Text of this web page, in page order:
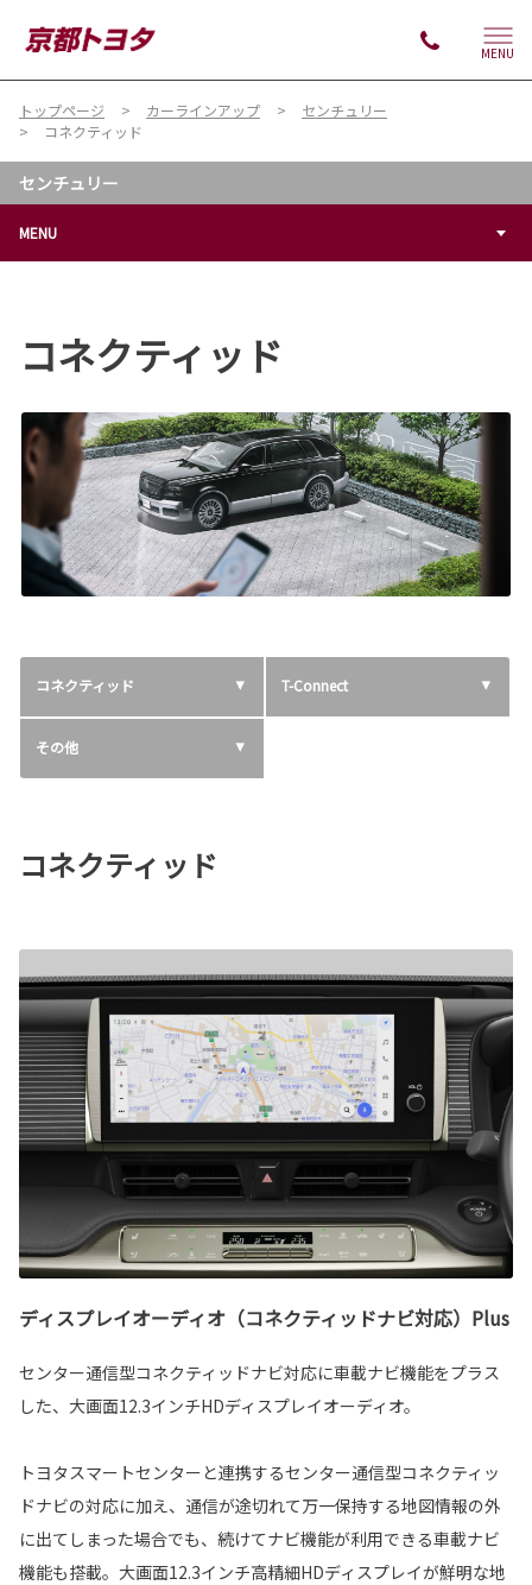
MENU
トップページ カーラインアップ
センチュリー
コネクティッド
センチュリー
MENU
コネクティッド
コネクティッド T-Connect
その他
コネクティッド
ディスプレイオーディオ（コネクティッドナビ対応）Plus
センター通信型コネクティッドナビ対応に車載ナビ機能をプラス
した、大画面12.3インチHDディスプレイオーディオ。
トヨタスマートセンターと連携するセンター通信型コネクティッ
ドナビの対応に加え、通信が途切れて万一保持する地図情報の外
に出てしまった場合でも、続けてナビ機能が利用できる車載ナビ
機能も搭載。大画面12.3インチ高精細HDディスプレイが鮮明な地